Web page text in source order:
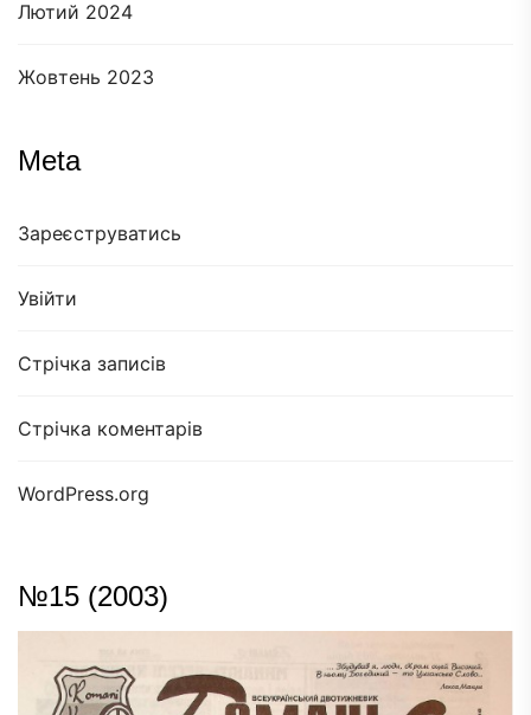
Лютий 2024
Жовтень 2023
Meta
Зареєструватись
Увійти
Стрічка записів
Стрічка коментарів
WordPress.org
№15 (2003)